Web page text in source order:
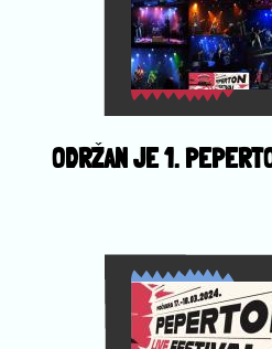
ODRŽAN JE 1.